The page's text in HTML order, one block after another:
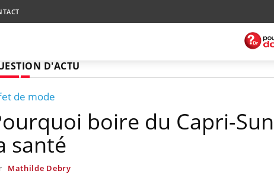
D'ACTU
de mode
boire du Capri-
santé
Mathilde Debry